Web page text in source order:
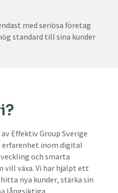
med seriösa företag
standard till sina kunder
Effektiv Group Sverige
erfarenhet inom digital
och smarta
vill växa. Vi har hjälpt ett
nya kunder, stärka sin